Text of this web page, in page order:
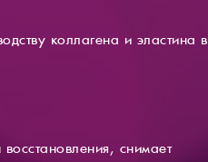
коллагена и эластина в
снимает